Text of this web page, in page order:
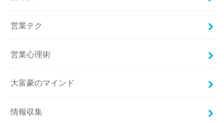
営業テク
営業心理術
大富豪のマインド
情報収集